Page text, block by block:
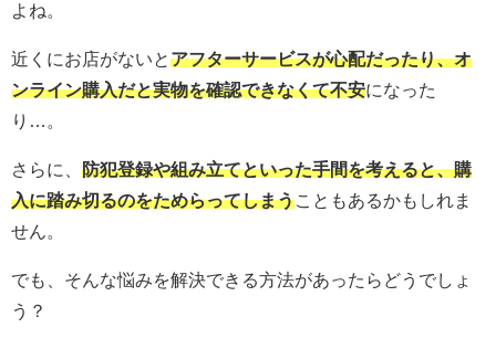
よね。
近くにお店がないとアフターサービスが心配だったり、オ
ンライン購入だと実物を確認できなくて不安になった
り…。
さらに、 防犯登録や組み立てといった手間を考えると、購
入に踏み切るのをためらってしまう こともあるかもしれま
せん。
でも、そんな悩みを解決できる方法があったらどうでしょ
う？